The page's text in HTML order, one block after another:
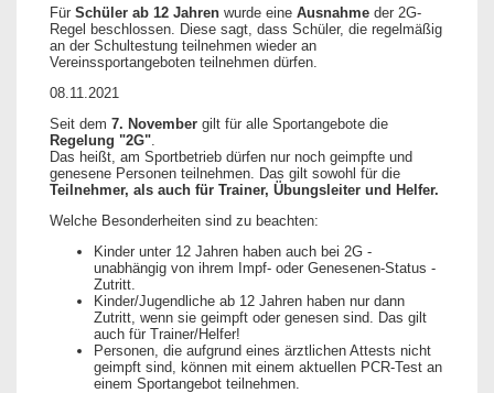
Für Schüler ab 12 Jahren wurde eine Ausnahme der 2G-
Regel beschlossen. Diese sagt, dass Schüler, die regelmäßig
an der Schultestung teilnehmen wieder an
Vereinssportangeboten teilnehmen dürfen.
08.11.2021
Seit dem 7. November gilt für alle Sportangebote die
Regelung "2G"
Das heißt, am Sportbetrieb dürfen nur noch geimpfte und
genesene Personen teilnehmen. Das gilt sowohl für die
Teilnehmer, als auch für Trainer, Übungsleiter und Helfer.
Welche Besonderheiten sind zu beachten:
Kinder unter 12 Jahren haben auch bei 2G -
unabhängig von ihrem Impf- oder Genesenen-Status -
Zutritt.
Kinder/Jugendliche ab 12 Jahren haben nur dann
Zutritt, wenn sie geimpft oder genesen sind. Das gilt
auch für Trainer/Helfer!
Personen, die aufgrund eines ärztlichen Attests nicht
geimpft sind, können mit einem aktuellen PCR-Test an
einem Sportangebot teilnehmen.